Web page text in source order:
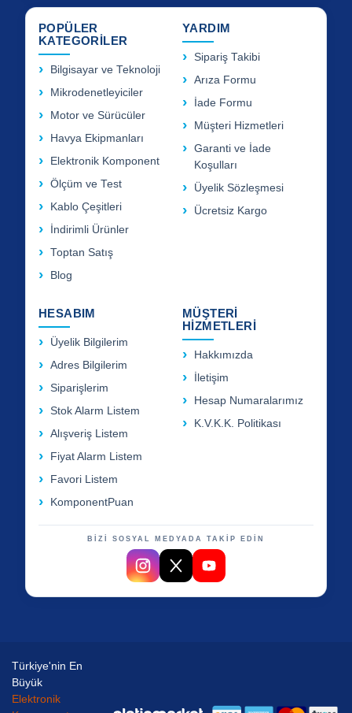
POPÜLER
KATEGORİLER
Bilgisayar ve Teknoloji
Mikrodenetleyiciler
Motor ve Sürücüler
Havya Ekipmanları
Elektronik Komponent
Ölçüm ve Test
Kablo Çeşitleri
İndirimli Ürünler
Toptan Satış
Blog
YARDIM
Sipariş Takibi
Arıza Formu
İade Formu
Müşteri Hizmetleri
Garanti ve İade
Koşulları
Üyelik Sözleşmesi
Ücretsiz Kargo
HESABIM
Üyelik Bilgilerim
Adres Bilgilerim
Siparişlerim
Stok Alarm Listem
Alışveriş Listem
Fiyat Alarm Listem
Favori Listem
KomponentPuan
MÜŞTERİ
HİZMETLERİ
Hakkımızda
İletişim
Hesap Numaralarımız
K.V.K.K. Politikası
BİZİ SOSYAL MEDYADA TAKİP EDİN
Türkiye'nin En
Büyük
Elektronik